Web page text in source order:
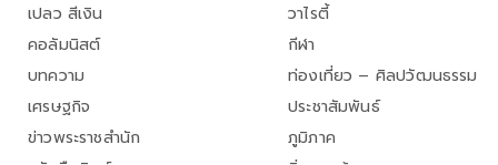
เปลว สีเงิน
คอลัมนิสต์
บทความ
เศรษฐกิจ
ข่าวพระราชสำนัก
วาไรตี้
กีฬา
ท่องเที่ยว – ศิลปวัฒนธรรม
ประชาสัมพันธ์
ภูมิภาค